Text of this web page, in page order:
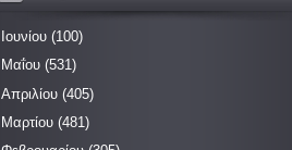
Ιουνίου (100)
Μαΐου (531)
Απριλίου (405)
Μαρτίου (481)